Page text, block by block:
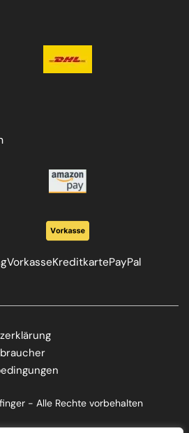
VorkasseKreditkartePayPal
- Alle Rechte vorbehalten